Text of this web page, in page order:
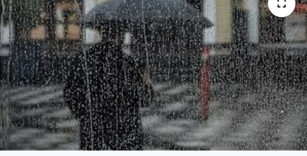
TV VE SİNEMA
BASKETBOL
SAĞLIK
GENEL
KÜLTÜR SANAT